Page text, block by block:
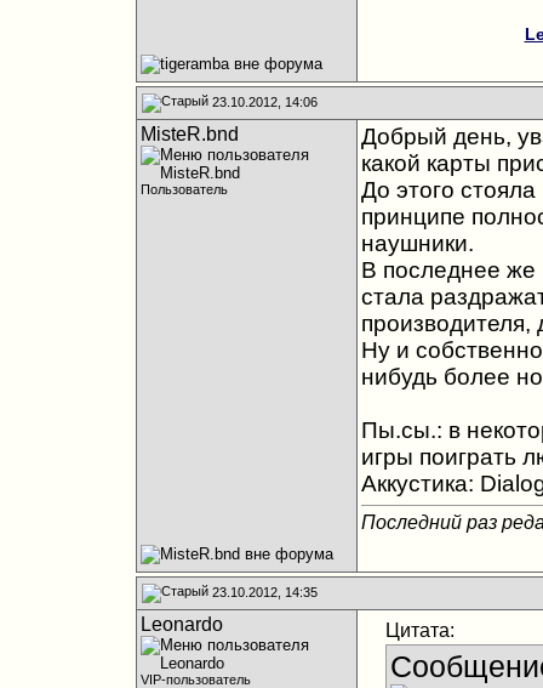
23.10.2012, 14:06
MisteR.bnd
Пользователь
Добрый день,
какой карты
До этого
принципе
наушники.
В последнее же
стала
производителя,
Ну и
нибудь более
Пы.сы.: в
игры поиграть
Аккустика:
Последний раз
23.10.2012, 14:35
Leonardo
VIP-пользователь
Цитата: